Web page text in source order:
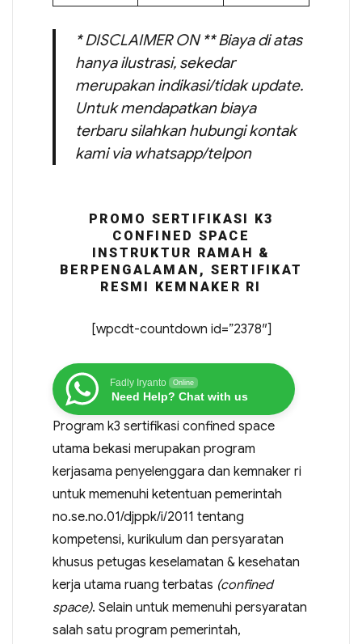
* DISCLAIMER ON ** Biaya di atas
hanya ilustrasi, sekedar
merupakan indikasi/tidak update.
Untuk mendapatkan biaya
terbaru silahkan hubungi kontak
kami via whatsapp/telpon
PROMO SERTIFIKASI K3
CONFINED SPACE
INSTRUKTUR RAMAH &
BERPENGALAMAN, SERTIFIKAT
RESMI KEMNAKER RI
[wpcdt-countdown id=”2378″]
Fadly Iryanto Online
Need Help? Chat with us
Program k3 sertifikasi confined space
utama bekasi merupakan program
kerjasama penyelenggara dan kemnaker ri
untuk memenuhi ketentuan pemerintah
no.se.no.01/djppk/i/2011 tentang
kompetensi, kurikulum dan persyaratan
khusus petugas keselamatan & kesehatan
kerja utama ruang terbatas (confined
space). Selain untuk memenuhi persyaratan
salah satu program pemerintah,